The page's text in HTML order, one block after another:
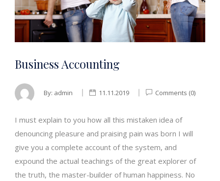
Business Accounting
By: admin 11.11.2019 Comments (0)
I must explain to you how all this mistaken idea of
denouncing pleasure and praising pain was born I will
give you a complete account of the system, and
expound the actual teachings of the great explorer of
the truth, the master-builder of human happiness. No